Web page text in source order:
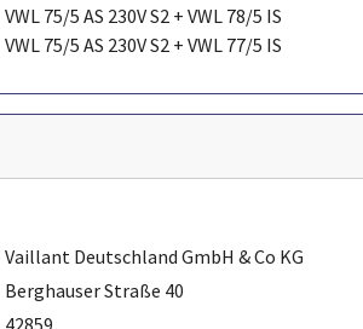
VWL 75/5 AS 230V S2 + VWL 78/5 IS
VWL 75/5 AS 230V S2 + VWL 77/5 IS
Vaillant Deutschland GmbH & Co KG
Berghauser Straße 40
42859